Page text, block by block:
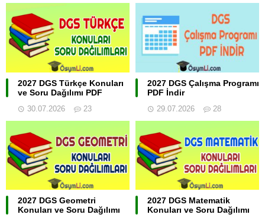
2027 DGS Türkçe Konuları
ve Soru Dağılımı PDF
30.07.2026 23
2027 DGS Çalışma Programı
PDF İndir
29.07.2026 28
2027 DGS Geometri
Konuları ve Soru Dağılımı
2027 DGS Matematik
Konuları ve Soru Dağılımı